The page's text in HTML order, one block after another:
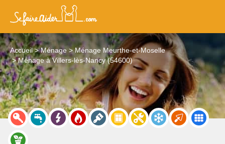
Accueil Ménage
Ménage Meurthe-et-Moselle
Ménage à Villers-lès-Nancy (54600)